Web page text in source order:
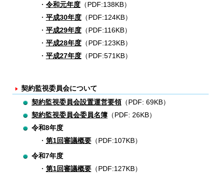
令和元年度 （PDF:138KB）
平成30年度 （PDF:124KB）
平成29年度 （PDF:116KB）
平成28年度 （PDF:123KB）
平成27年度 （PDF:571KB）
契約監視委員会について
契約監視委員会設置運営要領（PDF: 69KB）
契約監視委員会委員名簿 （PDF: 26KB）
令和8年度
第1回審議概要 （PDF:107KB）
令和7年度
第1回審議概要 （PDF:127KB）